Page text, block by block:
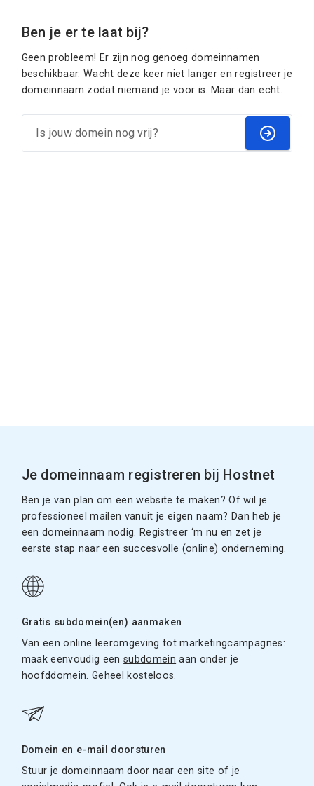
Ben je er te laat bij?
Geen probleem! Er zijn nog genoeg domeinnamen
beschikbaar. Wacht deze keer niet langer en registreer je
domeinnaam zodat niemand je voor is. Maar dan echt.
Je domeinnaam registreren bij Hostnet
Ben je van plan om een website te maken? Of wil je
professioneel mailen vanuit je eigen naam? Dan heb je
een domeinnaam nodig. Registreer ‘m nu en zet je
eerste stap naar een succesvolle (online) onderneming.
Gratis subdomein(en) aanmaken
Van een online leeromgeving tot marketingcampagnes:
maak eenvoudig eensubdomein aan onder je
hoofddomein. Geheel kosteloos.
Domein en e-mail doorsturen
Stuur je domeinnaam door naar een site of je